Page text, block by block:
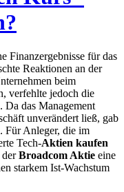
Finanzergebnisse für das
Reaktionen an der
beim
verfehlte jedoch die
Da das Management
unverändert ließ, gab
Für Anleger, die im
Tech-Aktien kaufen
derBroadcom Aktie eine
starkem Ist-Wachstum